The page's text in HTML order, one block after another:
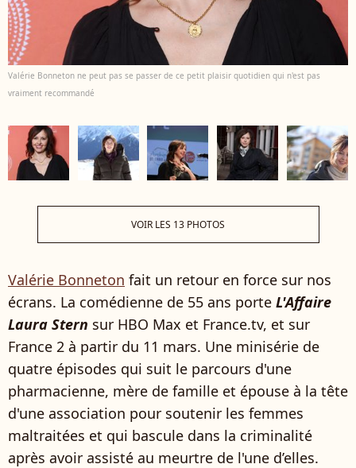
Valérie Bonneton ne peut pas se passer de ce petit plaisir quotidien qui n'est pas
vraiment recommandé
VOIR LES 13 PHOTOS
Valérie Bonneton fait un retour en force sur nos
écrans. La comédienne de 55 ans porte L'Affaire
Laura Stern sur HBO Max et France.tv, et sur
France 2 à partir du 11 mars. Une minisérie de
quatre épisodes qui suit le parcours d'une
pharmacienne, mère de famille et épouse à la tête
d'une association pour soutenir les femmes
maltraitées et qui bascule dans la criminalité
après avoir assisté au meurtre de l'une d’elles.